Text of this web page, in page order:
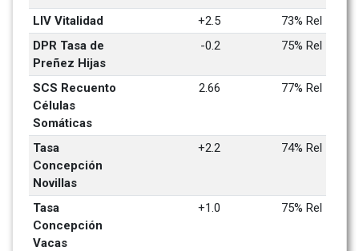
LIV Vitalidad
+2.5
73% Rel
DPR Tasa de
Preñez Hijas
-0.2 75% Rel
SCS Recuento
Células
Somáticas
2.66 77% Rel
Tasa
Concepción
Novillas
+2.2 74% Rel
Tasa
Concepción
Vacas
+1.0 75% Rel